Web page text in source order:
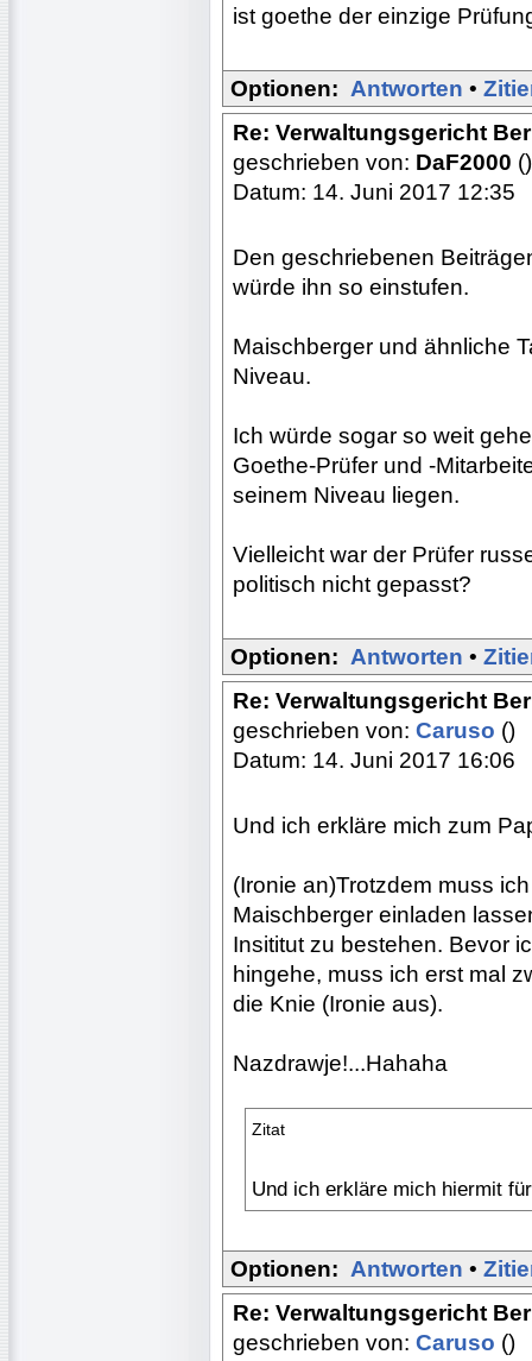
ist goethe der einzige
Optionen: Antworten •
Re: Verwaltungsgericht
geschrieben von: DaF2000 ()
Datum: 14. Juni 2017 12:35
Den geschriebenen
würde ihn so einstufen.
Maischberger und ähnliche
Niveau.
Ich würde sogar so weit
Goethe-Prüfer und -
seinem Niveau liegen.
Vielleicht war der Prüfer
politisch nicht gepasst?
Optionen: Antworten •
Re: Verwaltungsgericht
geschrieben von: Caruso ()
Datum: 14. Juni 2017 16:06
Und ich erkläre mich zum
(Ironie an)Trotzdem muss
Maischberger einladen
Insititut zu bestehen. Bevor
hingehe, muss ich erst mal
die Knie (Ironie aus).
Nazdrawje!...Hahaha
Zitat
Und ich erkläre mich hiermit
Optionen: Antworten •
Re: Verwaltungsgericht
geschrieben von: Caruso ()